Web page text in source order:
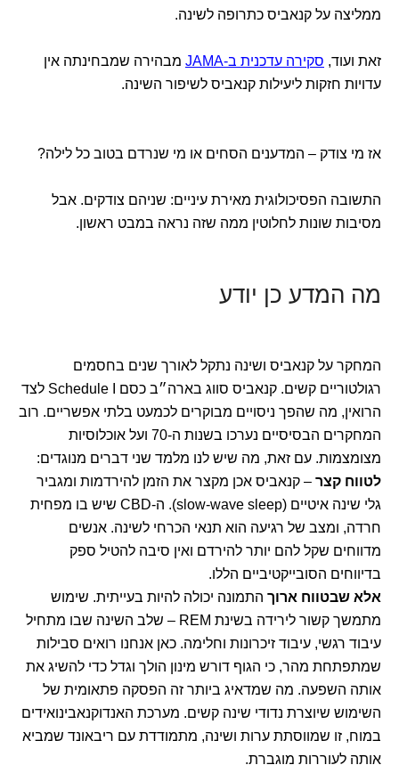
ממליצה על קנאביס כתרופה לשינה.
זאת ועוד, סקירה עדכנית ב-JAMA
מבהירה שמבחינתה אין
עדויות חזקות ליעילות קנאביס לשיפור השינה.
אז מי צודק – המדענים הסחים או מי שנרדם בטוב כל לילה?
התשובה הפסיכולוגית מאירת עיניים: שניהם צודקים. אבל
מסיבות שונות לחלוטין ממה שזה נראה במבט ראשון.
מה המדע כן יודע
המחקר על קנאביס ושינה נתקל לאורך שנים בחסמים
רגולטוריים קשים. קנאביס סווג בארה״ב כסם Schedule I לצד
הרואין, מה שהפך ניסויים מבוקרים לכמעט בלתי אפשריים. רוב
המחקרים הבסיסיים נערכו בשנות ה-70 ועל אוכלוסיות
מצומצמות. עם זאת, מה שיש לנו מלמד שני דברים מנוגדים:
לטווח קצר – קנאביס אכן מקצר את הזמן להירדמות ומגביר
גלי שינה איטיים (slow-wave sleep). ה-CBD שיש בו מפחית
חרדה, ומצב של רגיעה הוא תנאי הכרחי לשינה. אנשים
מדווחים שקל להם יותר להירדם ואין סיבה להטיל ספק
בדיווחים הסובייקטיביים הללו.
אלא שבטווח ארוך התמונה יכולה להיות בעייתית. שימוש
מתמשך קשור לירידה בשינת REM – שלב השינה שבו מתחיל
עיבוד רגשי, עיבוד זיכרונות וחלימה. כאן אנחנו רואים סבילות
שמתפתחת מהר, כי הגוף דורש מינון הולך וגדל כדי להשיג את
אותה השפעה. מה שמדאיג ביותר זה הפסקה פתאומית של
השימוש שיוצרת נדודי שינה קשים. מערכת האנדוקנאבינואידים
במוח, זו שמווסתת ערות ושינה, מתמודדת עם ריבאונד שמביא
אותה לעוררות מוגברת.